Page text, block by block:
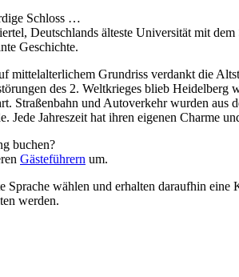
Schloss …
Deutschlands älteste Universität mit
Geschichte.
mittelalterlichem Grundriss verdankt die
des 2. Weltkrieges blieb Heidelberg
Straßenbahn und Autoverkehr wurden aus
Jede Jahreszeit hat ihren eigenen Charme
buchen?
Gästeführern um.
Sprache wählen und erhalten daraufhin
werden.